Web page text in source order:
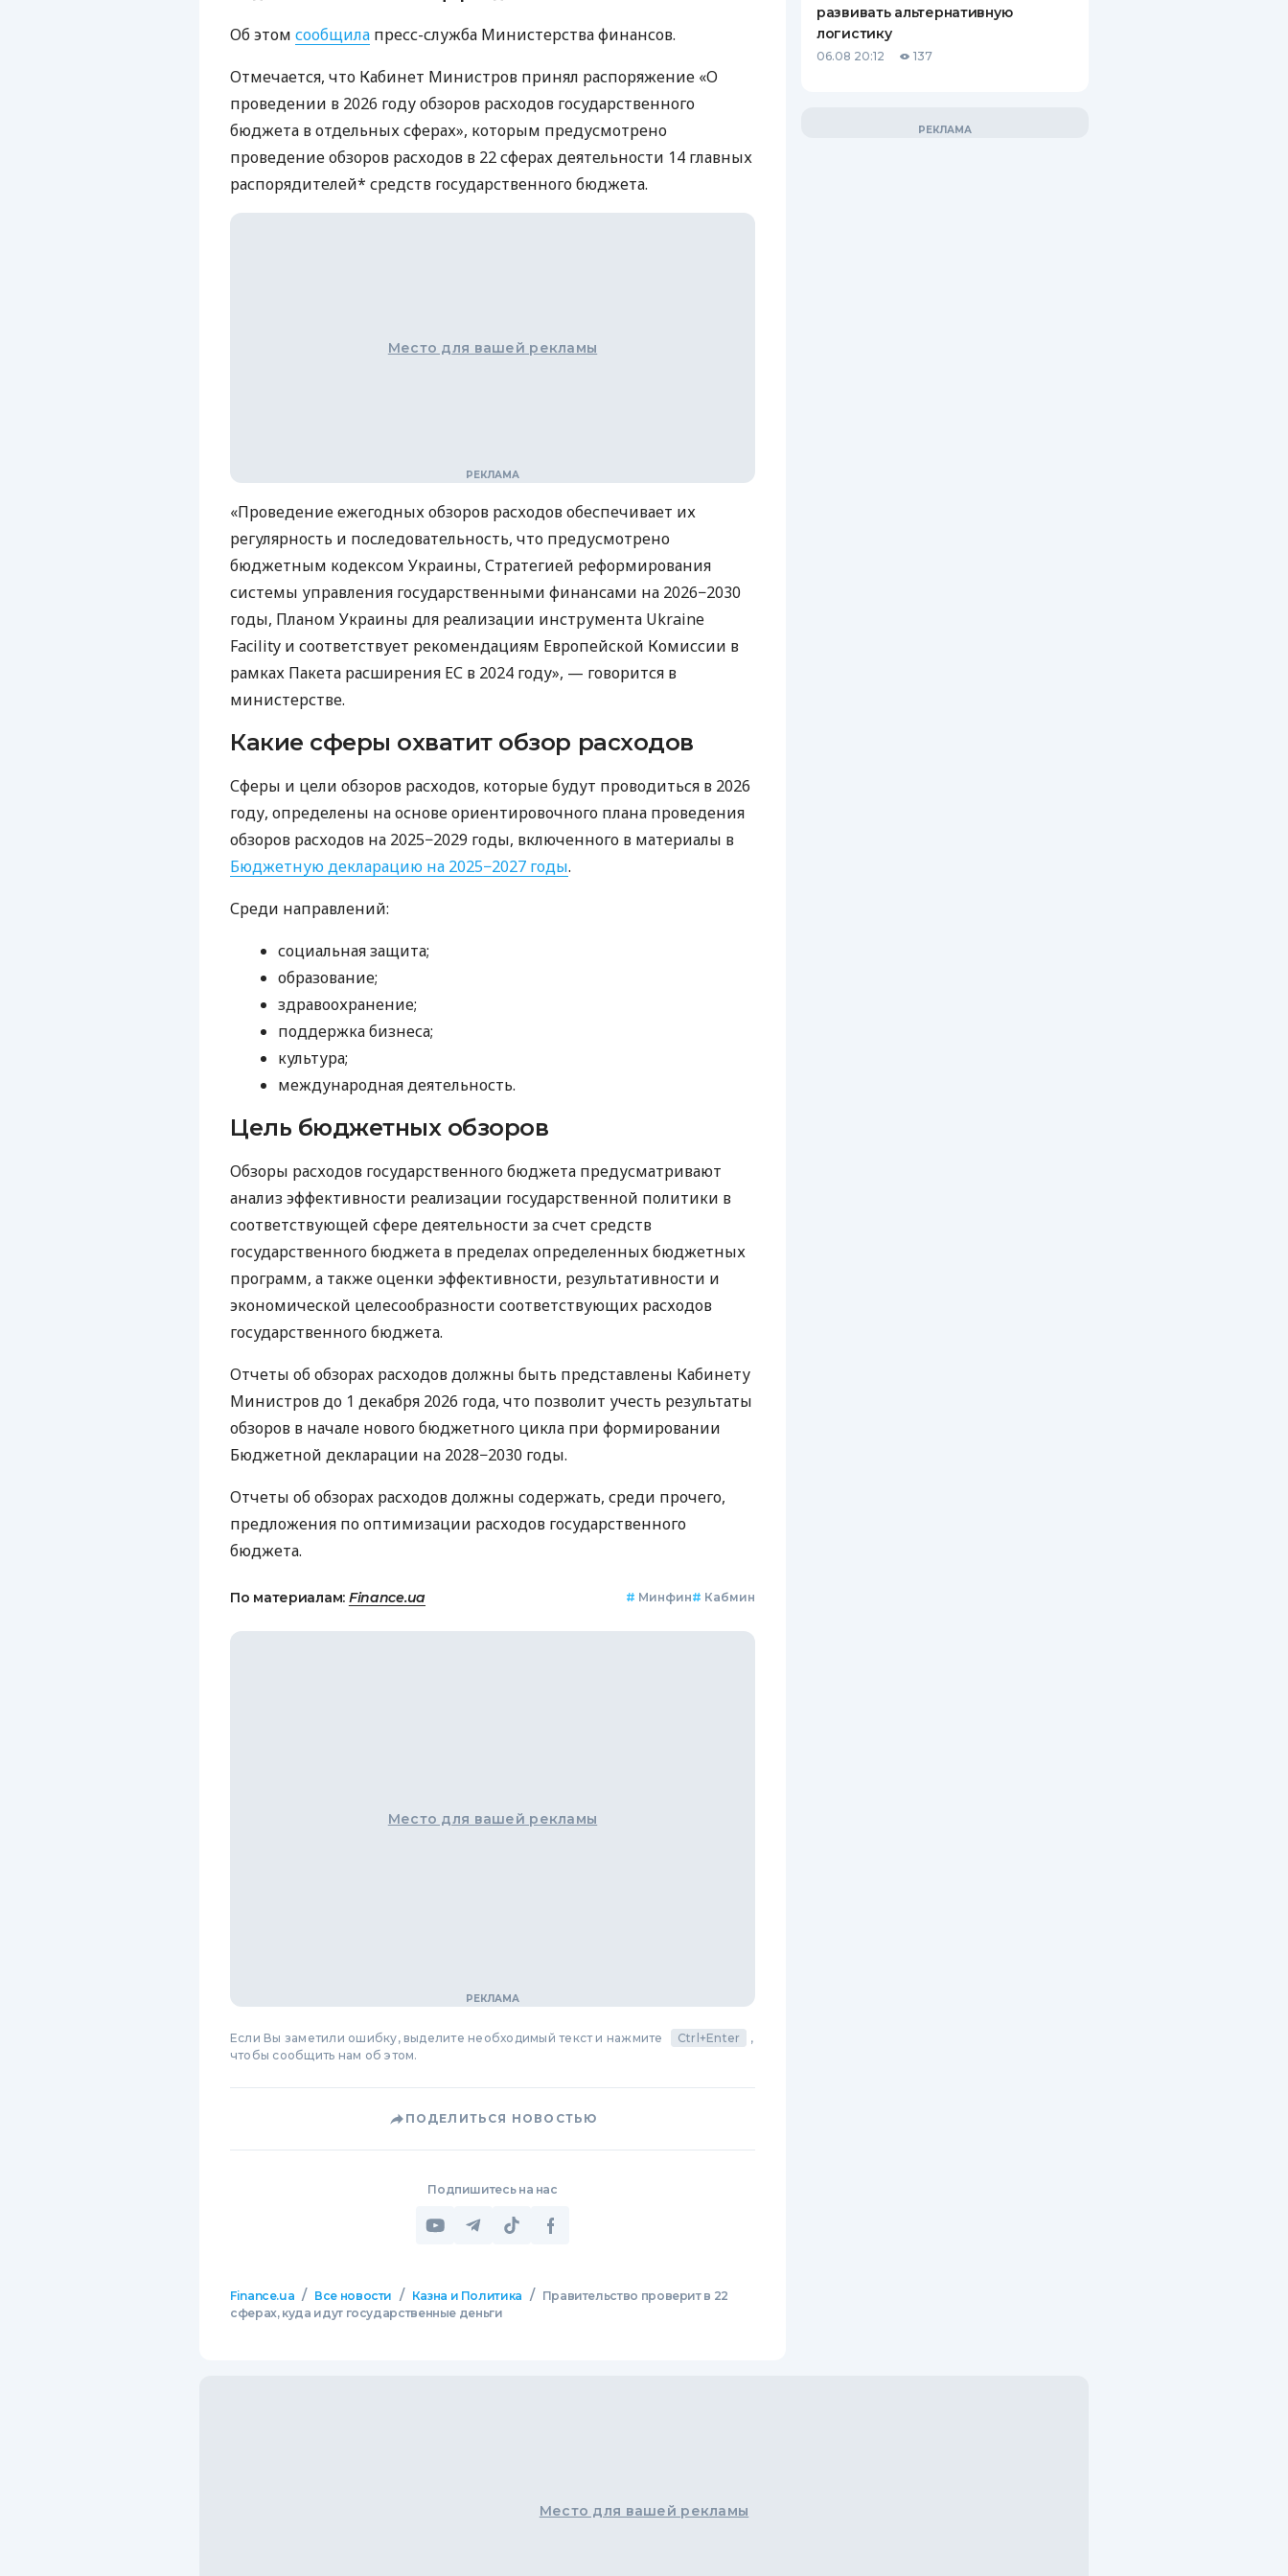
Об этом сообщила пресс-служба Министерства финансов.
Отмечается, что Кабинет Министров принял распоряжение «О
проведении в 2026 году обзоров расходов государственного
бюджета в отдельных сферах», которым предусмотрено
проведение обзоров расходов в 22 сферах деятельности 14 главных
распорядителей* средств государственного бюджета.
Место для вашей рекламы
«Проведение ежегодных обзоров расходов обеспечивает их
регулярность и последовательность, что предусмотрено
бюджетным кодексом Украины, Стратегией реформирования
системы управления государственными финансами на 2026−2030
годы, Планом Украины для реализации инструмента Ukraine
Facility и соответствует рекомендациям Европейской Комиссии в
рамках Пакета расширения ЕС в 2024 году», — говорится в
министерстве.
Какие сферы охватит обзор расходов
Сферы и цели обзоров расходов, которые будут проводиться в 2026
году, определены на основе ориентировочного плана проведения
обзоров расходов на 2025−2029 годы, включенного в материалы в
Бюджетную декларацию на 2025−2027 годы.
Среди направлений:
социальная защита;
образование;
здравоохранение;
поддержка бизнеса;
культура;
международная деятельность.
Цель бюджетных обзоров
Обзоры расходов государственного бюджета предусматривают
анализ эффективности реализации государственной политики в
соответствующей сфере деятельности за счет средств
государственного бюджета в пределах определенных бюджетных
программ, а также оценки эффективности, результативности и
экономической целесообразности соответствующих расходов
государственного бюджета.
Отчеты об обзорах расходов должны быть представлены Кабинету
Министров до 1 декабря 2026 года, что позволит учесть результаты
обзоров в начале нового бюджетного цикла при формировании
Бюджетной декларации на 2028−2030 годы.
Отчеты об обзорах расходов должны содержать, среди прочего,
предложения по оптимизации расходов государственного
бюджета.
По материалам: Finance.ua # Минфин# Кабмин
Место для вашей рекламы
Если Вы заметили ошибку, выделите необходимый текст и нажмите Ctrl+Enter
,
чтобы сообщить нам об этом.
ПОДЕЛИТЬСЯ НОВОСТЬЮ
Подпишитесь на нас
Finance.ua / Все новости / Казна и Политика /
Правительство проверит в 22
сферах, куда идут государственные деньги
развивать альтернативную
логистику
06.08 20:12 137
Место для вашей рекламы